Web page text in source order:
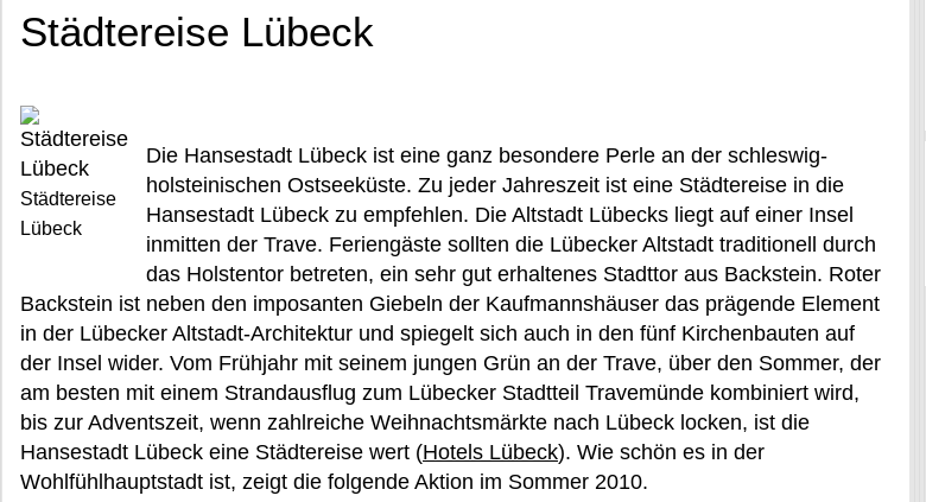
Städtereise Lübeck
Städtereise
Lübeck
Die Hansestadt Lübeck ist eine ganz besondere Perle an der schleswig-
holsteinischen Ostseeküste. Zu jeder Jahreszeit ist eine Städtereise in die
Hansestadt Lübeck zu empfehlen. Die Altstadt Lübecks liegt auf einer Insel
inmitten der Trave. Feriengäste sollten die Lübecker Altstadt traditionell durch
das Holstentor betreten, ein sehr gut erhaltenes Stadttor aus Backstein. Roter
Backstein ist neben den imposanten Giebeln der Kaufmannshäuser das prägende Element
in der Lübecker Altstadt-Architektur und spiegelt sich auch in den fünf Kirchenbauten auf
der Insel wider. Vom Frühjahr mit seinem jungen Grün an der Trave, über den Sommer, der
am besten mit einem Strandausflug zum Lübecker Stadtteil Travemünde kombiniert wird,
bis zur Adventszeit, wenn zahlreiche Weihnachtsmärkte nach Lübeck locken, ist die
Hansestadt Lübeck eine Städtereise wert (Hotels Lübeck). Wie schön es in der
Wohlfühlhauptstadt ist, zeigt die folgende Aktion im Sommer 2010.